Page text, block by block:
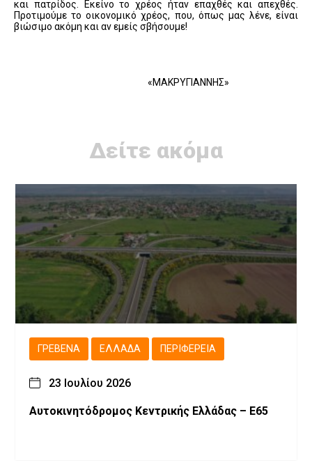
και πατρίδος. Εκείνο το χρέος ήταν επαχθές και απεχθές.
Προτιμούμε το οικονομικό χρέος, που, όπως μας λένε, είναι
βιώσιμο ακόμη και αν εμείς σβήσουμε!
«ΜΑΚΡΥΓΙΑΝΝΗΣ»
Δείτε ακόμα
ΓΡΕΒΕΝΆ ΕΛΛΆΔΑ ΠΕΡΙΦΈΡΕΙΑ
23 Ιουλίου 2026
Αυτοκινητόδρομος Κεντρικής Ελλάδας – Ε65